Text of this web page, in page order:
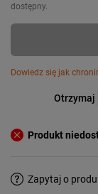
dostępny.
Dowiedz się jak
Otrzymaj
Produkt
Zapytaj o